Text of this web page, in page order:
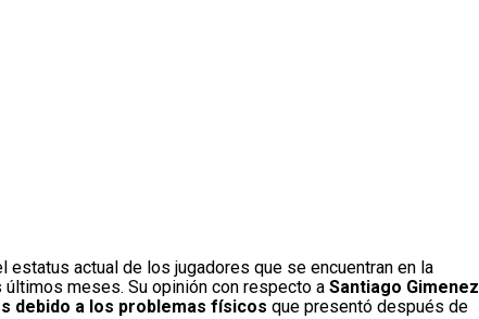
actual de los jugadores que se encuentran en la
meses. Su opinión con respecto a Santiago Gimenez
debido a los problemas físicos que presentó después de